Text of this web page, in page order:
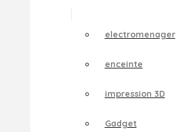
electromenager
enceinte
impression 3D
Gadget